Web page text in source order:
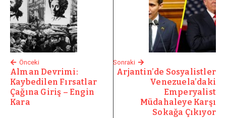
Önceki
Alman Devrimi:
Kaybedilen Fırsatlar
Çağına Giriş – Engin
Kara
Sonraki
Arjantin’de Sosyalistler
Venezuela’daki
Emperyalist
Müdahaleye Karşı
Sokağa Çıkıyor